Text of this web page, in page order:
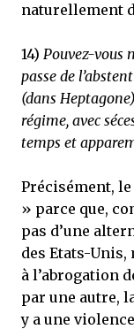
naturellement
14) Pouvez-vous
passe de
(dans
régime, avec
temps et
Précisément,
» parce que,
pas d’une
des Etats-
à l’abrogation
par une autre,
y a une